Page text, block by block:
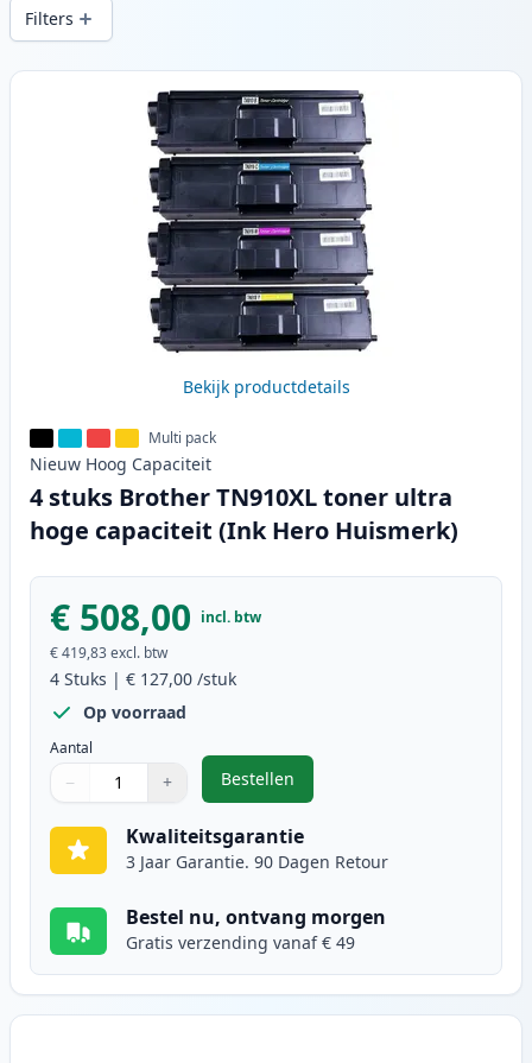
Filters
Producten
Bekijk productdetails
Multi pack
Nieuw Hoog Capaciteit
4 stuks Brother TN910XL toner ultra
hoge capaciteit (Ink Hero Huismerk)
€ 508,00 incl. btw
€ 419,83excl. btw
4 Stuks | € 127,00 /stuk
Op voorraad
Aantal
Gebruik de knoppen om aan te passen
− +
1
Bestellen
,4 stuks Brother TN910XL toner
Kwaliteitsgarantie
3 Jaar Garantie. 90 Dagen Retour
Bestel nu, ontvang morgen
Gratis verzending vanaf € 49